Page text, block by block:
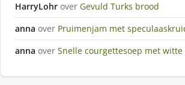
HarryLohr over Gevuld Turks brood
anna over Pruimenjam met
anna over Snelle courgettesoep met witte